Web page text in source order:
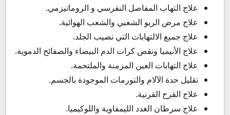
علاج التهاب المفاصل النقرسي و الروماتيزمي.
علاج مرض الربو الشعبي والشعب الهوائية.
علاج جميع الالتهابات التي تصيب الجلد.
علاج الأنيميا ونقص كرات الدم البيضاء والصفائح الدموية.
علاج التهابات العين المزمنة والملتحمة.
تقليل حدة الآلام والتورمات الموجودة بالجسم.
علاج القرح القرنية.
علاج سرطان الغدد الليمفاوية واللوكيميا.